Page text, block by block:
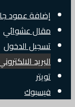
إضافة عمود
مقال عشوائي
تسجيل الدخول
البريد
تويتر
فيسبوك